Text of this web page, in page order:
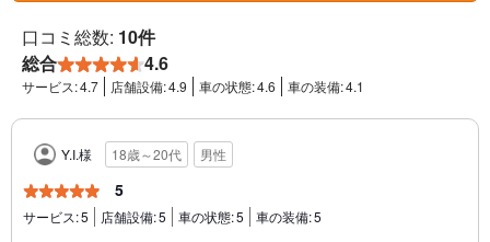
口コミ総数: 10件
総合
4.6
サービス:4.7 店舗設備:4.9 車の状態:4.6 車の装備:4.1
Y.I.様 18歳～20代 男性
5
サービス:5 店舗設備:5 車の状態:5 車の装備:5